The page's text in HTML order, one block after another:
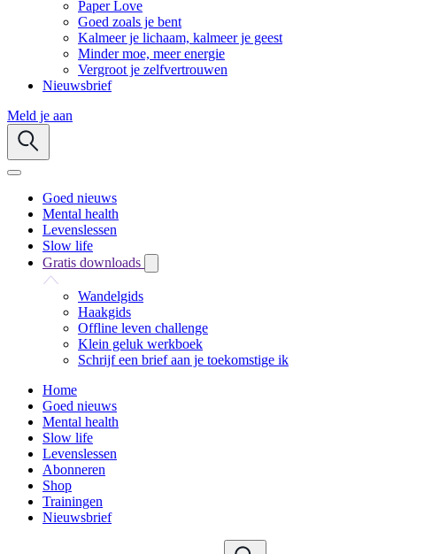
Paper Love
Goed zoals je bent
Kalmeer je lichaam, kalmeer je geest
Minder moe, meer energie
Vergroot je zelfvertrouwen
Nieuwsbrief
Meld je aan
Goed nieuws
Mental health
Levenslessen
Slow life
Gratis downloads
Wandelgids
Haakgids
Offline leven challenge
Klein geluk werkboek
Schrijf een brief aan je toekomstige ik
Home
Goed nieuws
Mental health
Slow life
Levenslessen
Abonneren
Shop
Trainingen
Nieuwsbrief